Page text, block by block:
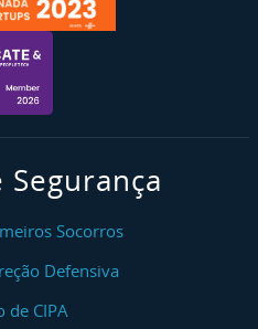
Segurança
Socorros
Defensiva
de CIPA